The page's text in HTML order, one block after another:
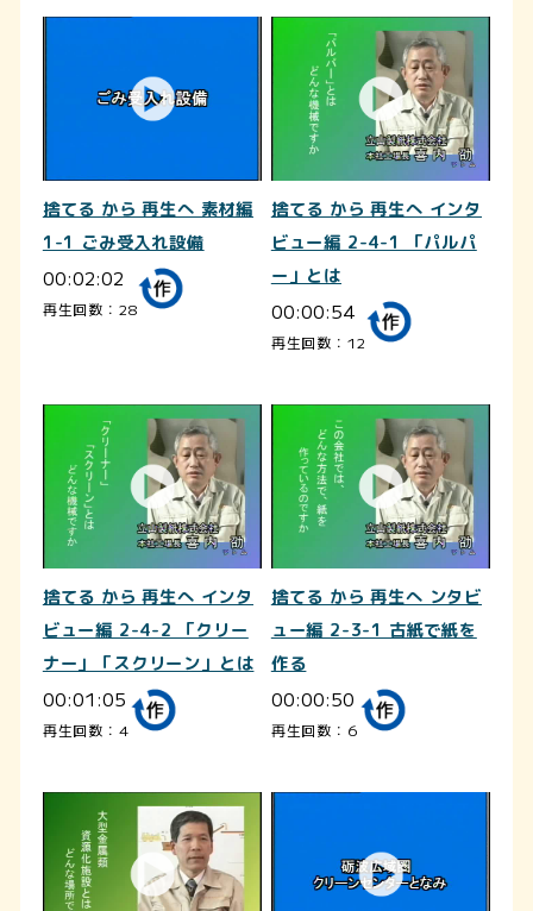
捨てる から 再生へ 素材編
1-1 ごみ受入れ設備
00:02:02
再生回数：28
捨てる から 再生へ インタ
ビュー編 2-4-1 「パルパ
ー」とは
00:00:54
再生回数：12
捨てる から 再生へ インタ
ビュー編 2-4-2 「クリー
ナー」「スクリーン」とは
00:01:05
再生回数：4
捨てる から 再生へ ンタビ
ュー編 2-3-1 古紙で紙を
作る
00:00:50
再生回数：6